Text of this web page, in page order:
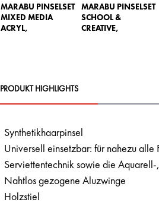
MARABU PINSELSET
MIXED MEDIA
ACRYL,
MARABU PINSELSET
SCHOOL &
CREATIVE,
PRODUKT HIGHLIGHTS
Synthetikhaarpinsel
Universell einsetzbar: für nahezu
Serviettentechnik sowie die
Nahtlos gezogene Aluzwinge
Holzstiel